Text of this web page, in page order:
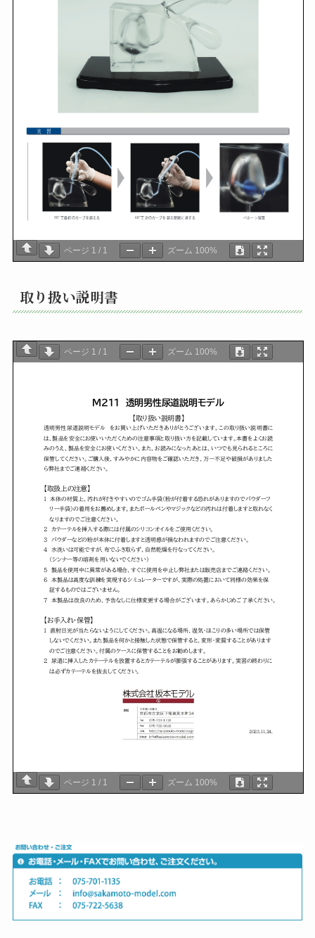
ページ 1 / 1 ズーム 100%
取り扱い説明書
ページ 1 / 1 ズーム 100%
ページ 1 / 1 ズーム 100%